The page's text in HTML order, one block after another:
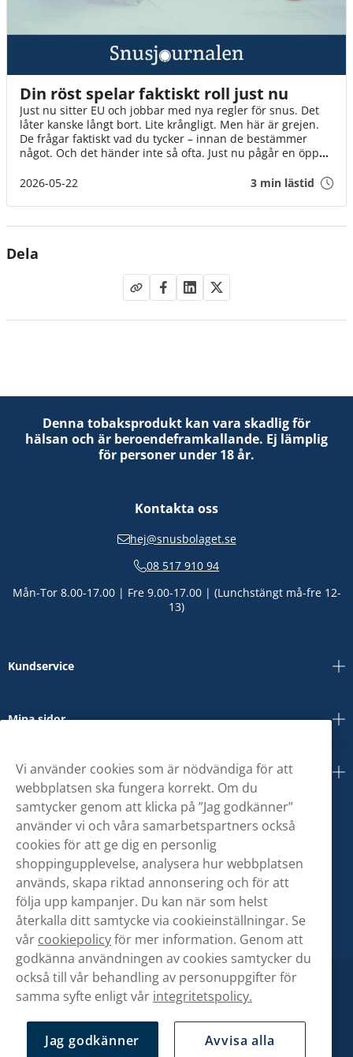
Din röst spelar faktiskt roll just nu
Just nu sitter EU och jobbar med nya regler för snus. Det
låter kanske långt bort. Lite krångligt. Men här är grejen.
De frågar faktiskt vad du tycker – innan de bestämmer
något. Och det händer inte så ofta. Just nu pågår en öppen
organisationer, utan helt vanliga människor. Som du. Det
din.
2026-05-22 3 min lästid
Dela
Denna tobaksprodukt kan vara skadlig för
hälsan och är beroendeframkallande. Ej lämplig
för personer under 18 år.
Kontakta oss
hej@snusbolaget.se
08 517 910 94
Mån-Tor 8.00-17.00 | Fre 9.00-17.00 | (Lunchstängt må-fre 12-
13)
Kundservice
Mina sidor
Om oss
Vi använder cookies som är nödvändiga för att
webbplatsen ska fungera korrekt. Om du
samtycker genom att klicka på ”Jag godkänner”
använder vi och våra samarbetspartners också
cookies för att ge dig en personlig
shoppingupplevelse, analysera hur webbplatsen
används, skapa riktad annonsering och för att
följa upp kampanjer. Du kan när som helst
återkalla ditt samtycke via cookieinställningar. Se
vår cookiepolicyför mer information. Genom att
godkänna användningen av cookies samtycker du
också till vår behandling av personuppgifter för
samma syfte enligt vår integritetspolicy.
Jag godkänner Avvisa alla